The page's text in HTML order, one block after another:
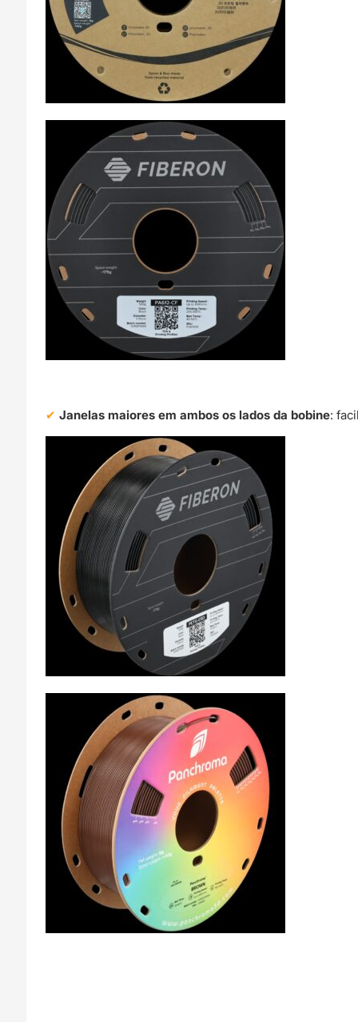
Janelas maiores em ambos os lados da bobine: